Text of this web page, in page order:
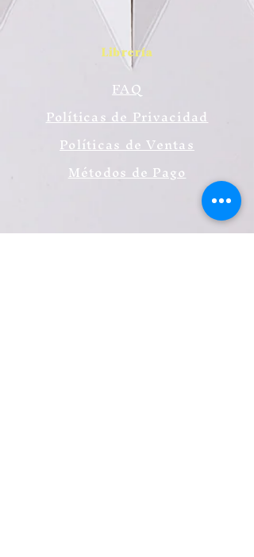
Librería
FAQ
Políticas de Privacidad
Políticas de Ventas
Métodos de Pago